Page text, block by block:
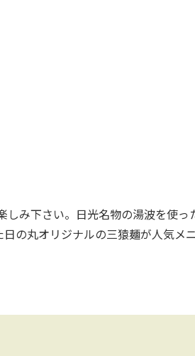
み下さい。日光名物の湯波を使っ
の丸オリジナルの三猿麺が人気メ